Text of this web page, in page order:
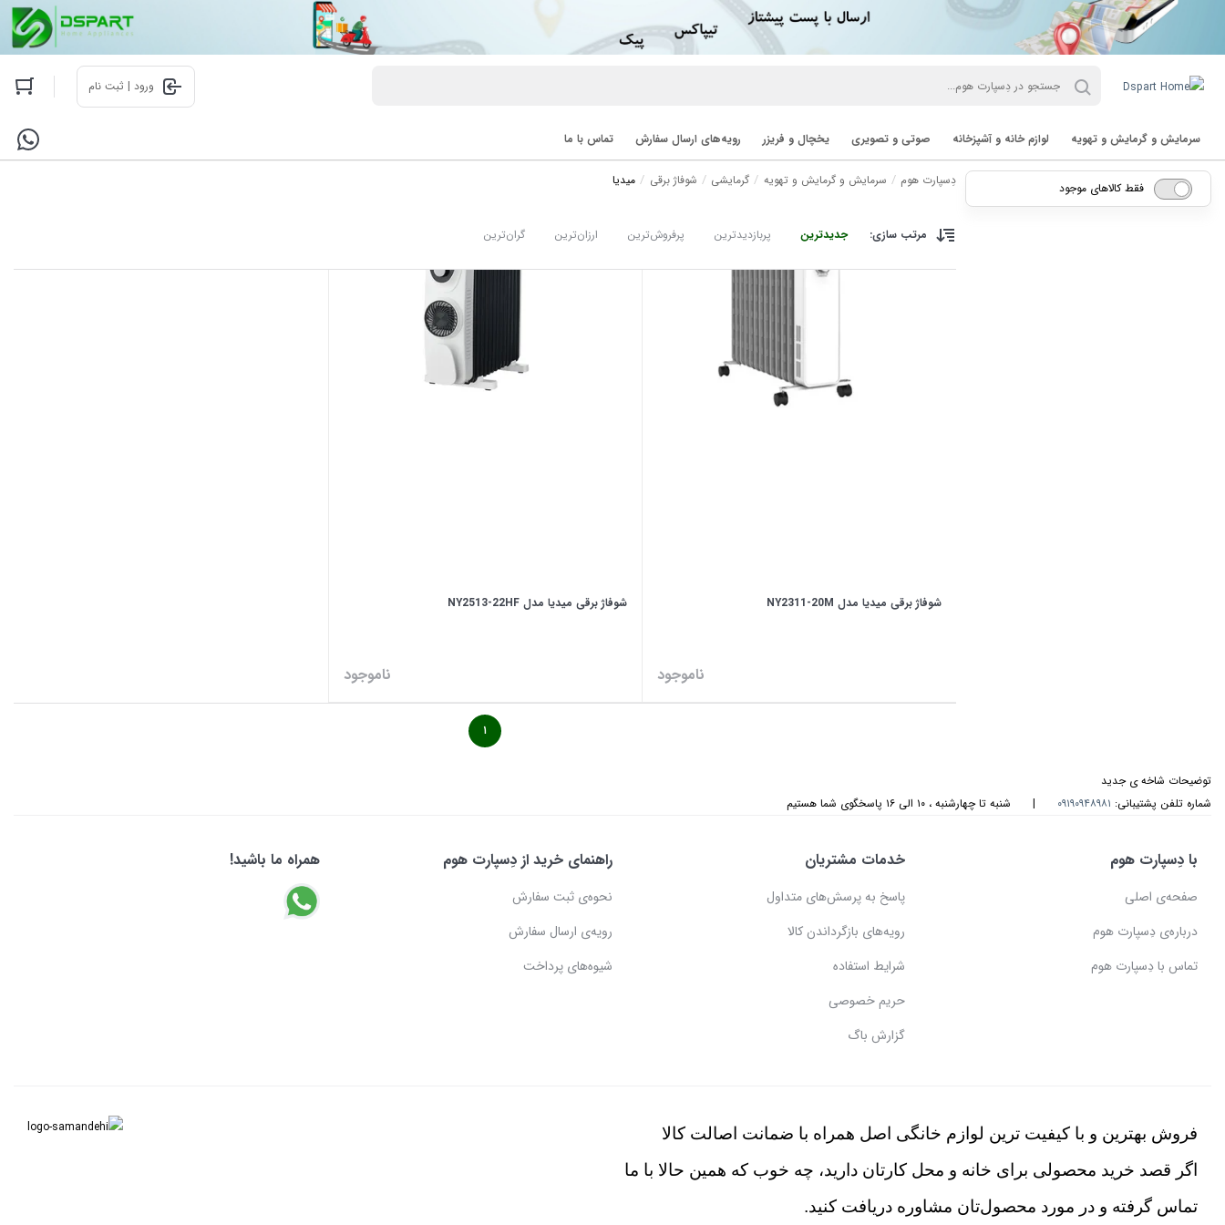
ورود | ثبت نام
سرمایش و گرمایش و تهویه لوازم خانه و آشپزخانه صوتی و تصویری یخچال و فریزر رویه‌های ارسال سفارش تماس با ما
دِسپارت هوم سرمایش و گرمایش و تهویه گرمایشی شوفاژ برقی میدیا
مرتب سازی: جدیدترین پربازدیدترین پرفروش‌ترین ارزان‌ترین گران‌ترین
شوفاژ برقی میدیا مدل NY2311-20M
ناموجود
شوفاژ برقی میدیا مدل NY2513-22HF
ناموجود
۱
فقط کالاهای موجود
توضیحات شاخه ی جدید
شماره تلفن پشتیبانی: ۰۹۱۹۰۹۴۸۹۸۱ | شنبه تا چهارشنبه ، ۱۰ الی ۱۶ پاسخگوی شما هستیم
با دِسپارت هوم
صفحه‌ی اصلی
درباره‌ی دِسپارت هوم
تماس با دِسپارت هوم
خدمات مشتریان
پاسخ به پرسش‌های متداول
رویه‌های بازگرداندن کالا
شرایط استفاده
حریم خصوصی
گزارش باگ
راهنمای خرید از دِسپارت هوم
نحوه‌ی ثبت سفارش
رویه‌ی ارسال سفارش
شیوه‌های پرداخت
همراه ما باشید!
فروش بهترین و با کیفیت ترین لوازم خانگی اصل همراه با ضمانت اصالت کالا
اگر قصد خرید محصولی برای خانه و محل کارتان دارید، چه خوب که همین حالا با ما
تماس گرفته و در مورد محصول‌تان مشاوره دریافت کنید.